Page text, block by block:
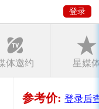
登录
体邀约 星媒
参考价: 登录后